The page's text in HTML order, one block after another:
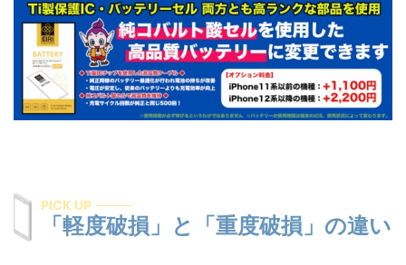
PICK UP
「軽度破損」と「重度破損」の違い